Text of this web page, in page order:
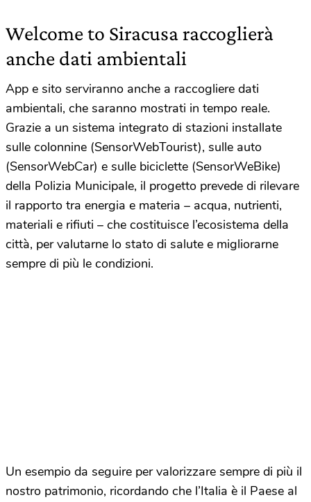
Welcome to Siracusa raccoglierà
anche dati ambientali
App e sito serviranno anche a raccogliere dati
ambientali, che saranno mostrati in tempo reale.
Grazie a un sistema integrato di stazioni installate
sulle colonnine (SensorWebTourist), sulle auto
(SensorWebCar) e sulle biciclette (SensorWeBike)
della Polizia Municipale, il progetto prevede di rilevare
il rapporto tra energia e materia – acqua, nutrienti,
materiali e rifiuti – che costituisce l’ecosistema della
città, per valutarne lo stato di salute e migliorarne
sempre di più le condizioni.
Un esempio da seguire per valorizzare sempre di più il
nostro patrimonio, ricordando che l’Italia è il Paese al